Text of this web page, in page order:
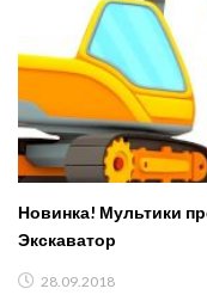
Новинка! Мультики
Экскаватор
28.09.2018